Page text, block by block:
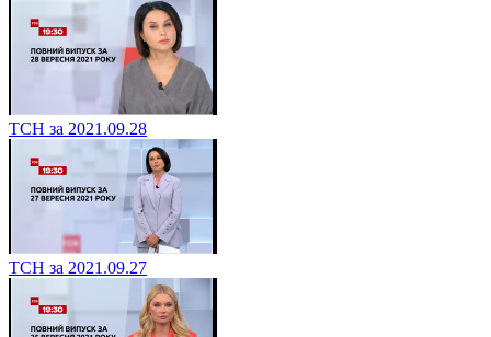
ТСН за 2021.09.28
ТСН за 2021.09.27